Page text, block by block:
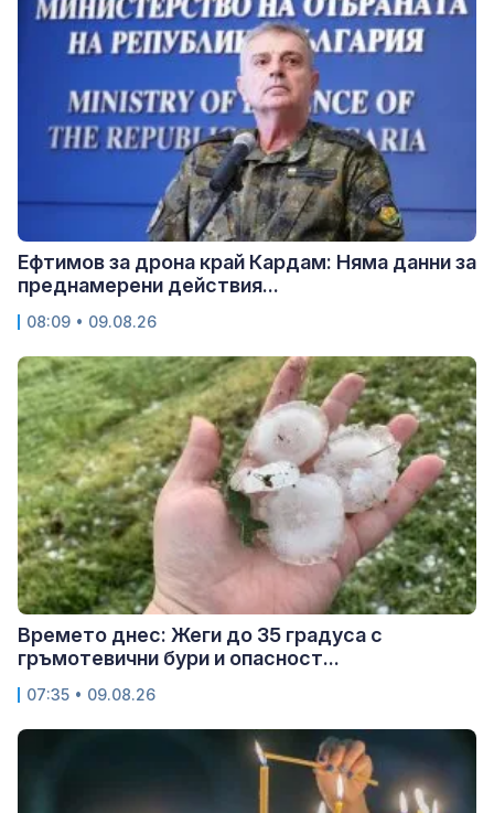
Ефтимов за дрона край Кардам: Няма данни за
преднамерени действия...
08:09 • 09.08.26
Времето днес: Жеги до 35 градуса с
гръмотевични бури и опасност...
07:35 • 09.08.26